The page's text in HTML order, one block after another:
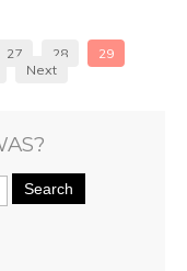
27 28
29
Next
Search